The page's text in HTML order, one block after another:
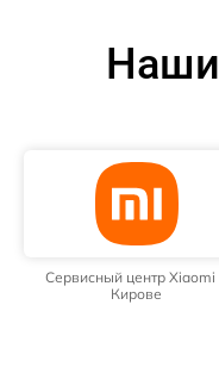
Сервисный центр Xiaomi
Кирове